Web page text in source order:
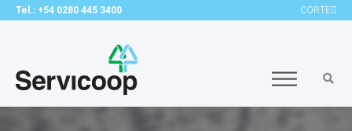
Tel.: +54 0280 445 3400 CORTES